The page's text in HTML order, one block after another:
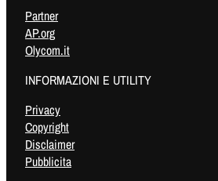
Partner
AP.org
Olycom.it
INFORMAZIONI E UTILITY
Privacy
Copyright
Disclaimer
Pubblicita